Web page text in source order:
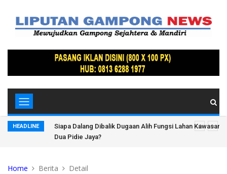
HEADLINE
Siapa Dalang Dibalik Dugaan Alih Fungsi Lahan Kawasan
Dua Pidie Jaya?
Home Berita Detail